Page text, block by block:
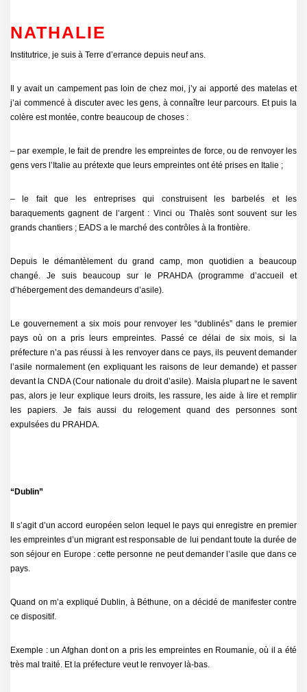
NATHALIE
Institutrice, je suis à Terre d’errance depuis neuf ans.
Il y avait un campement pas loin de chez moi, j’y ai apporté des matelas et
j’ai commencé à discuter avec les gens, à connaître leur parcours. Et puis la
colère est montée, contre beaucoup de choses :
– par exemple, le fait de prendre les empreintes de force, ou de renvoyer les
gens vers l’Italie au prétexte que leurs empreintes ont été prises en Italie ;
– le fait que les entreprises qui construisent les barbelés et les
baraquements gagnent de l’argent : Vinci ou Thalès sont souvent sur les
grands chantiers ; EADS a le marché des contrôles à la frontière.
Depuis le démantèlement du grand camp, mon quotidien a beaucoup
changé. Je suis beaucoup sur le PRAHDA (programme d’accueil et
d’hébergement des demandeurs d’asile).
Le gouvernement a six mois pour renvoyer les “dublinés” dans le premier
pays où on a pris leurs empreintes. Passé ce délai de six mois, si la
préfecture n’a pas réussi à les renvoyer dans ce pays, ils peuvent demander
l’asile normalement (en expliquant les raisons de leur demande) et passer
devant la CNDA (Cour nationale du droit d’asile). Maisla plupart ne le savent
pas, alors je leur explique leurs droits, les rassure, les aide à lire et remplir
les papiers. Je fais aussi du relogement quand des personnes sont
expulsées du PRAHDA.
“Dublin”
Il s’agit d’un accord européen selon lequel le pays qui enregistre en premier
les empreintes d’un migrant est responsable de lui pendant toute la durée de
son séjour en Europe : cette personne ne peut demander l’asile que dans ce
pays.
Quand on m’a expliqué Dublin, à Béthune, on a décidé de manifester contre
ce dispositif.
Exemple : un Afghan dont on a pris les empreintes en Roumanie, où il a été
très mal traité. Et la préfecture veut le renvoyer là-bas.